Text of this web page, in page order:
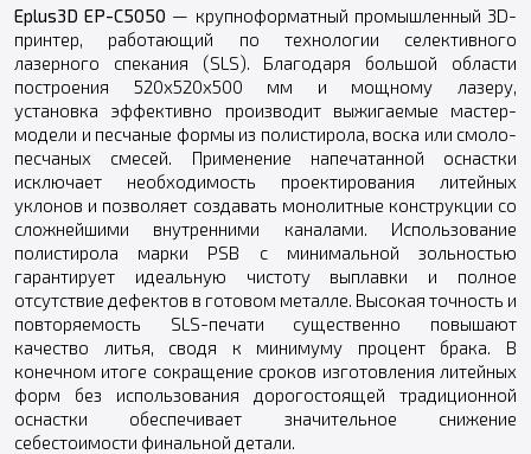
Eplus3D EP-C5050 — крупноформатный промышленный 3D-
принтер, работающий по технологии селективного
лазерного спекания (SLS). Благодаря большой области
построения 520x520x500 мм и мощному лазеру,
установка эффективно производит выжигаемые мастер-
модели и песчаные формы из полистирола, воска или смоло-
песчаных смесей. Применение напечатанной оснастки
исключает необходимость проектирования литейных
уклонов и позволяет создавать монолитные конструкции со
сложнейшими внутренними каналами. Использование
полистирола марки PSB с минимальной зольностью
гарантирует идеальную чистоту выплавки и полное
отсутствие дефектов в готовом металле. Высокая точность и
повторяемость SLS-печати существенно повышают
качество литья, сводя к минимуму процент брака. В
конечном итоге сокращение сроков изготовления литейных
форм без использования дорогостоящей традиционной
оснастки обеспечивает значительное снижение
себестоимости финальной детали.